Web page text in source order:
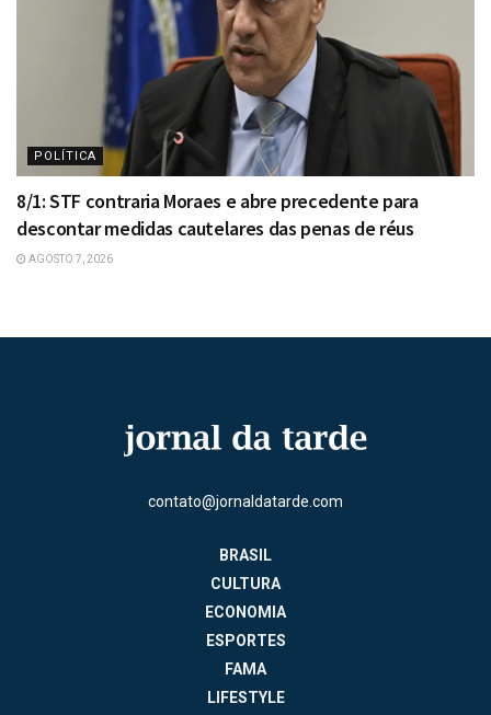
POLÍTICA
8/1: STF contraria Moraes e abre precedente para
descontar medidas cautelares das penas de réus
AGOSTO 7, 2026
contato@jornaldatarde.com
BRASIL
CULTURA
ECONOMIA
ESPORTES
FAMA
LIFESTYLE